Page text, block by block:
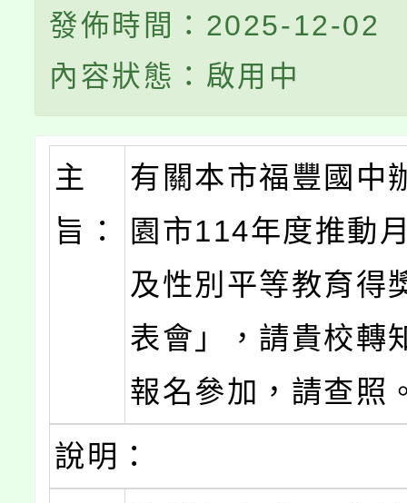
發佈時間：2025-12-02
內容狀態：啟用中
主
旨：
有關本市福豐國中
園市114年度推動
及性別平等教育得
表會」，請貴校轉
報名參加，請查照
說明：